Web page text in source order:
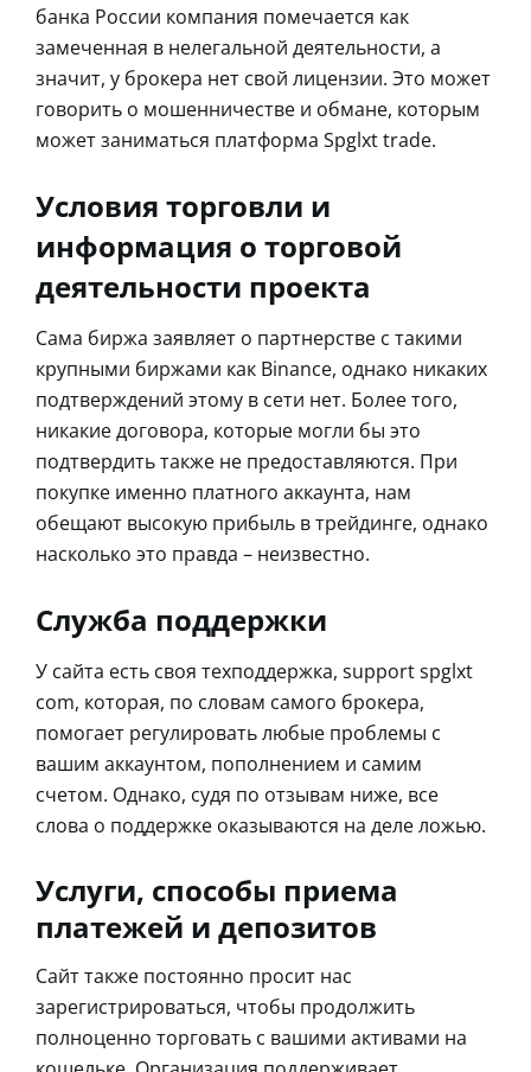
банка России компания помечается как
замеченная в нелегальной деятельности, а
значит, у брокера нет свой лицензии. Это может
говорить о мошенничестве и обмане, которым
может заниматься платформа Spglxt trade.
Условия торговли и
информация о торговой
деятельности проекта
Сама биржа заявляет о партнерстве с такими
крупными биржами как Binance, однако никаких
подтверждений этому в сети нет. Более того,
никакие договора, которые могли бы это
подтвердить также не предоставляются. При
покупке именно платного аккаунта, нам
обещают высокую прибыль в трейдинге, однако
насколько это правда – неизвестно.
Служба поддержки
У сайта есть своя техподдержка, support spglxt
com, которая, по словам самого брокера,
помогает регулировать любые проблемы с
вашим аккаунтом, пополнением и самим
счетом. Однако, судя по отзывам ниже, все
слова о поддержке оказываются на деле ложью.
Услуги, способы приема
платежей и депозитов
Сайт также постоянно просит нас
зарегистрироваться, чтобы продолжить
полноценно торговать с вашими активами на